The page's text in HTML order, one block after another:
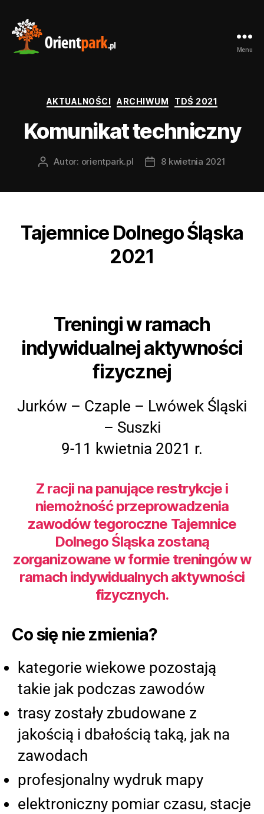
Menu
Kategorie
AKTUALNOŚCI ARCHIWUM TDŚ 2021
Komunikat techniczny
AutorAutor: orientpark.pl
Data8 kwietnia 2021
Tajemnice Dolnego Śląska
2021
Treningi w ramach
indywidualnej aktywności
fizycznej
Jurków – Czaple – Lwówek Śląski
– Suszki
9-11 kwietnia 2021 r.
Z racji na panujące restrykcje i
niemożność przeprowadzenia
zawodów tegoroczne Tajemnice
Dolnego Śląska zostaną
zorganizowane w formie treningów w
ramach indywidualnych aktywności
fizycznych.
Co się nie zmienia?
kategorie wiekowe pozostają
takie jak podczas zawodów
trasy zostały zbudowane z
jakością i dbałością taką, jak na
zawodach
profesjonalny wydruk mapy
elektroniczny pomiar czasu, stacje